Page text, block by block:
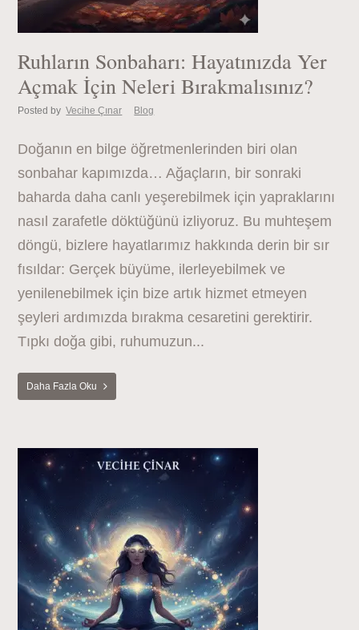
Ruhların Sonbaharı: Hayatınızda Yer
Açmak İçin Neleri Bırakmalısınız?
Posted by Vecihe Çınar Blog
Doğanın en bilge öğretmenlerinden biri olan
sonbahar kapımızda… Ağaçların, bir sonraki
baharda daha canlı yeşerebilmek için yapraklarını
nasıl zarafetle döktüğünü izliyoruz. Bu muhteşem
döngü, bizlere hayatlarımız hakkında derin bir sır
fısıldar: Gerçek büyüme, ilerleyebilmek ve
yenilenebilmek için bize artık hizmet etmeyen
şeyleri ardımızda bırakma cesaretini gerektirir.
Tıpkı doğa gibi, ruhumuzun...
Daha Fazla Oku